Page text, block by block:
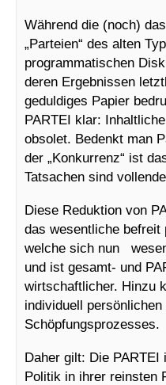
Während die (noch)
„Parteien“ des alten
programmatischen
deren Ergebnissen
geduldiges Papier
PARTEI klar:
obsolet. Bedenkt man
der „Konkurrenz“ ist
Tatsachen sind
Diese Reduktion von
das wesentliche befreit
welche sich nun
und ist gesamt- und
wirtschaftlicher. Hinzu
individuell
Schöpfungsprozesses.
Daher gilt: Die PARTEI
Politik in ihrer reinsten